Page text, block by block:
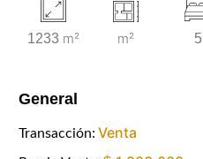
1233 m² m² 5
General
Transacción: Venta